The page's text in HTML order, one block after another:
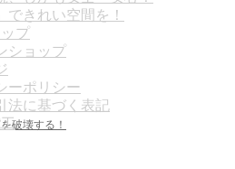
破壊する！
できれい空間を！
プ
ショップ
ーポリシー
法に基づく表記